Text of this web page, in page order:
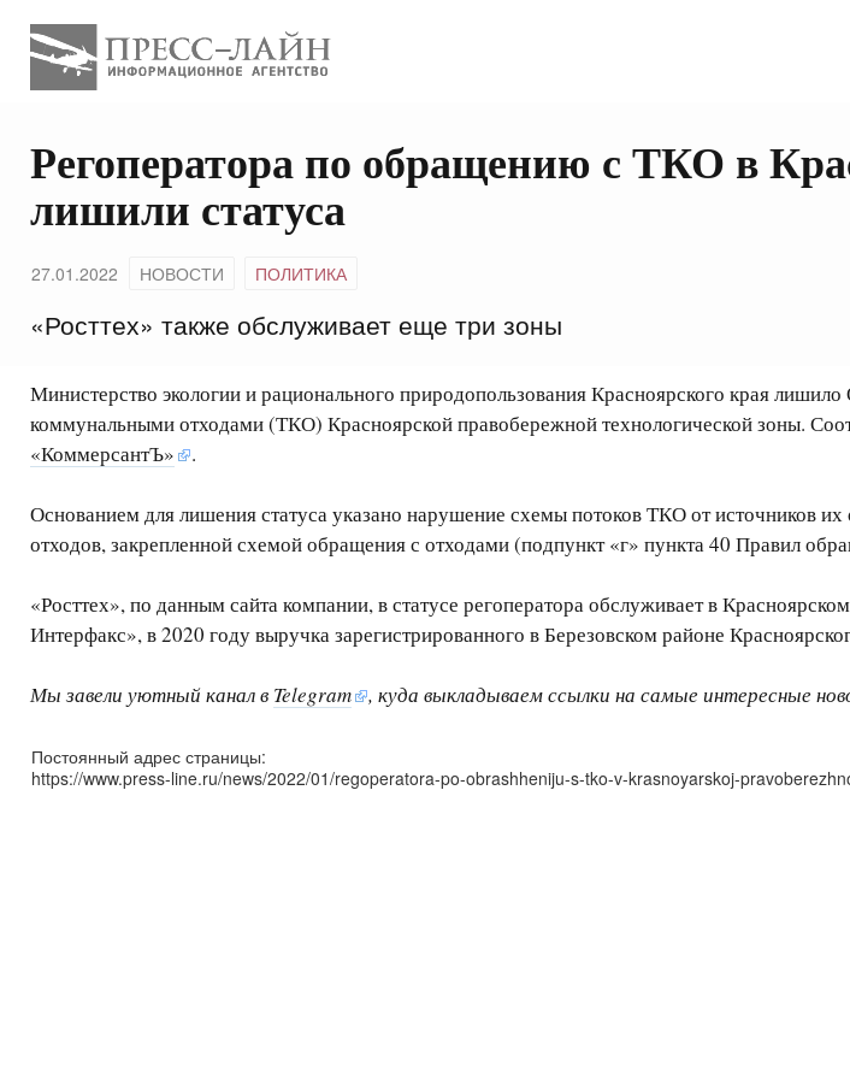
Регоператора по обращению с ТКО в
лишили статуса
27.01.2022 НОВОСТИ ПОЛИТИКА
«Росттех» также обслуживает еще три зоны
Министерство экологии и рационального природопользования Красноярского края
коммунальными отходами (ТКО) Красноярской правобережной технологической зоны.
«КоммерсантЪ»
.
Основанием для лишения статуса указано нарушение схемы потоков ТКО от источников
отходов, закрепленной схемой обращения с отходами (подпункт «г» пункта 40 Правил
«Росттех», по данным сайта компании, в статусе регоператора обслуживает в
Интерфакс», в 2020 году выручка зарегистрированного в Березовском районе
Мы завели уютный канал в Telegram , куда выкладываем ссылки на самые интересные
Постоянный адрес страницы:
https://www.press-line.ru/news/2022/01/regoperatora-po-obrashheniju-s-tko-v-krasnoyarskoj-